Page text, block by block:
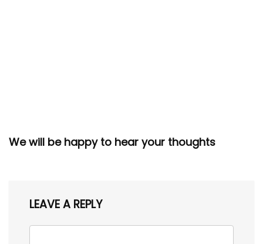
We will be happy to hear your thoughts
LEAVE A REPLY